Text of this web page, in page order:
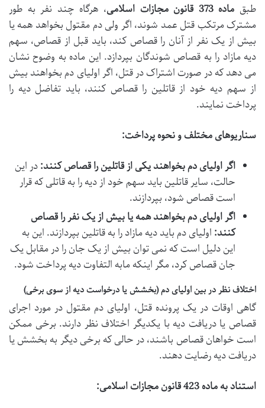
طبق ماده 373 قانون مجازات اسلامی
، هرگاه چند نفر به طور
مشترک مرتکب قتل عمد شوند، اگر ولی دم مقتول بخواهد همه یا
بیش از یک نفر از آنان را قصاص کند، باید قبل از قصاص، سهم
دیه مازاد را به قصاص شوندگان بپردازد. این ماده به وضوح نشان
می دهد که در صورت اشتراک در قتل، اگر اولیای دم بخواهند بیش
از سهم دیه خود از قاتلین را قصاص کنند، باید تفاضل دیه را
پرداخت نمایند.
سناریوهای مختلف و نحوه پرداخت:
اگر اولیای دم بخواهند یکی از قاتلین را قصاص کنند:در این
حالت، سایر قاتلین باید سهم خود از دیه را به قاتلی که قرار
است قصاص شود، بپردازند.
اگر اولیای دم بخواهند همه یا بیش از یک نفر را قصاص
کنند: اولیای دم باید دیه مازاد را به قاتلین بپردازند. این به
این دلیل است که نمی توان بیش از یک جان را در مقابل یک
جان قصاص کرد، مگر اینکه مابه التفاوت دیه پرداخت شود.
اختلاف نظر در بین اولیای دم (بخشش یا درخواست دیه از سوی برخی)
گاهی اوقات در یک پرونده قتل، اولیای دم مقتول در مورد اجرای
قصاص یا دریافت دیه با یکدیگر اختلاف نظر دارند. برخی ممکن
است خواهان قصاص باشند، در حالی که برخی دیگر به بخشش یا
دریافت دیه رضایت دهند.
استناد به ماده 423 قانون مجازات اسلامی: